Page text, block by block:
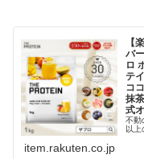
【
バ
ロ
テ
コ
抹
式
不動
以上
item.rakuten.co.jp